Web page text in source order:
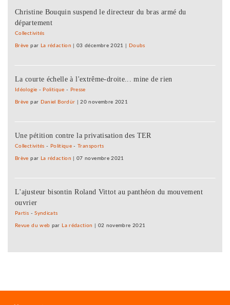
Christine Bouquin suspend le directeur du bras armé du
département
Collectivités
Brève par La rédaction |03 décembre 2021 Doubs
La courte échelle à l'extrême-droite... mine de rien
Idéologie - Politique - Presse
Brève par Daniel Bordür |20 novembre 2021
Une pétition contre la privatisation des TER
Collectivités - Politique -Transports
Brève par La rédaction |07 novembre 2021
L'ajusteur bisontin Roland Vittot au panthéon du mouvement
ouvrier
Partis -Syndicats
Revue du web par La rédaction 02 novembre 2021